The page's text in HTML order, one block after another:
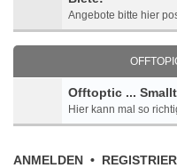
Angebote bitte hier
Offtoptic ...
Hier kann mal so
ANMELDEN •